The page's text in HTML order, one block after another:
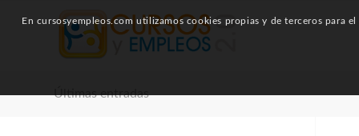
Últimas entradas
En cursosyempleos.com utilizamos cookies propias y de terceros para